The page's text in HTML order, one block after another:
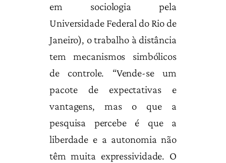
em sociologia pela
Universidade Federal do Rio de
Janeiro), o trabalho à distância
tem mecanismos simbólicos
de controle. “Vende-se um
pacote de expectativas e
vantagens, mas o que a
pesquisa percebe é que a
liberdade e a autonomia não
têm muita expressividade. O